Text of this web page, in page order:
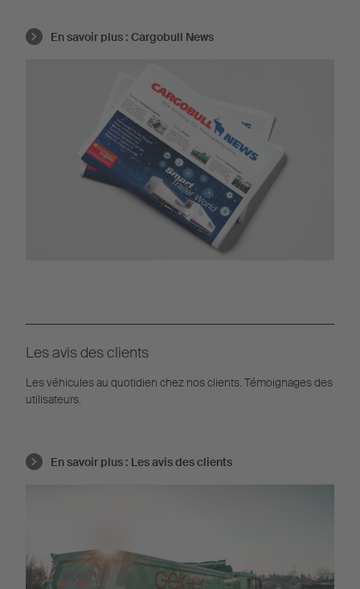
En savoir plus : Cargobull News
Les avis des clients
Les véhicules au quotidien chez nos clients. Témoignages des
utilisateurs.
En savoir plus : Les avis des clients